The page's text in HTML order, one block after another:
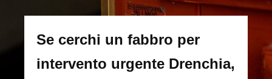
Se cerchi un fabbro per
intervento urgente Drenchia,